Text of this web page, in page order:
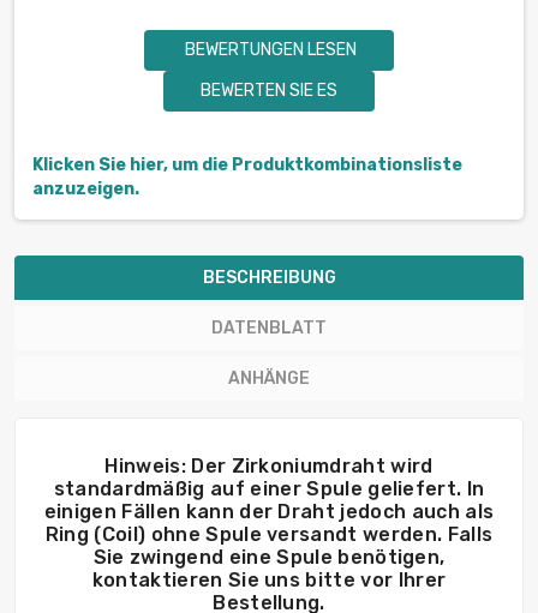
BEWERTUNGEN LESEN
BEWERTEN SIE ES
Klicken Sie hier, um die Produktkombinationsliste
anzuzeigen.
BESCHREIBUNG
DATENBLATT
ANHÄNGE
Hinweis: Der Zirkoniumdraht wird
standardmäßig auf einer Spule geliefert. In
einigen Fällen kann der Draht jedoch auch als
Ring (Coil) ohne Spule versandt werden. Falls
Sie zwingend eine Spule benötigen,
kontaktieren Sie uns bitte vor Ihrer
Bestellung.